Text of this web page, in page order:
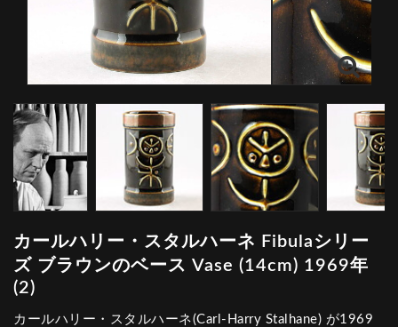
カールハリー・スタルハーネ Fibulaシリー
ズ ブラウンのベース Vase (14cm) 1969年
(2)
カールハリー・スタルハーネ(Carl-Harry Stalhane) が1969